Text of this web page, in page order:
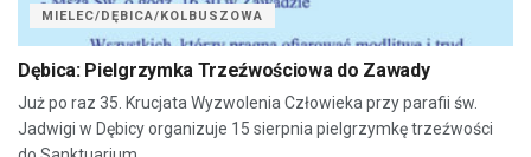
MIELEC/DĘBICA/KOLBUSZOWA
Dębica: Pielgrzymka Trzeźwościowa do Zawady
Już po raz 35. Krucjata Wyzwolenia Człowieka przy parafii św.
Jadwigi w Dębicy organizuje 15 sierpnia pielgrzymkę trzeźwości